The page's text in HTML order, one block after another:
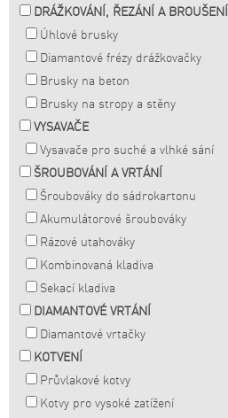
DRÁŽKOVÁNÍ, ŘEZÁNÍ A BROUŠENÍ
Úhlové brusky
Diamantové frézy drážkovačky
Brusky na beton
Brusky na stropy a stěny
VYSAVAČE
Vysavače pro suché a vlhké sání
ŠROUBOVÁNÍ A VRTÁNÍ
Šroubováky do sádrokartonu
Akumulátorové šroubováky
Rázové utahováky
Kombinovaná kladiva
Sekací kladiva
DIAMANTOVÉ VRTÁNÍ
Diamantové vrtačky
KOTVENÍ
Průvlakové kotvy
Kotvy pro vysoké zatížení